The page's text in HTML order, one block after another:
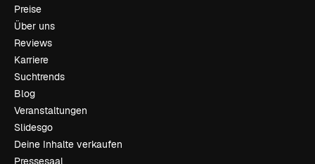
Preise
Über uns
Reviews
Karriere
Suchtrends
Blog
Veranstaltungen
Slidesgo
Deine Inhalte verkaufen
Pressesaal